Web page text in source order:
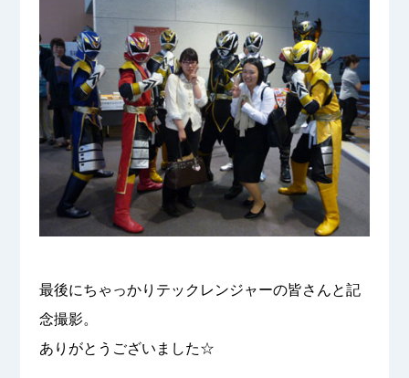
最後にちゃっかりテックレンジャーの皆さんと記
念撮影。
ありがとうございました☆